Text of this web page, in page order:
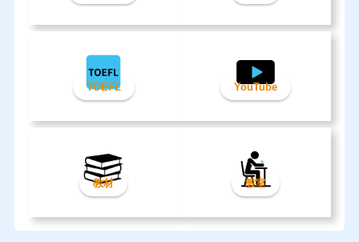
TOEFL YouTube
教材 教室